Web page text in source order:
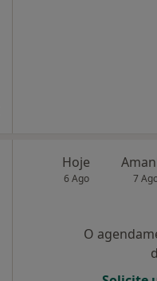
Hoje
6 Ago 7
O